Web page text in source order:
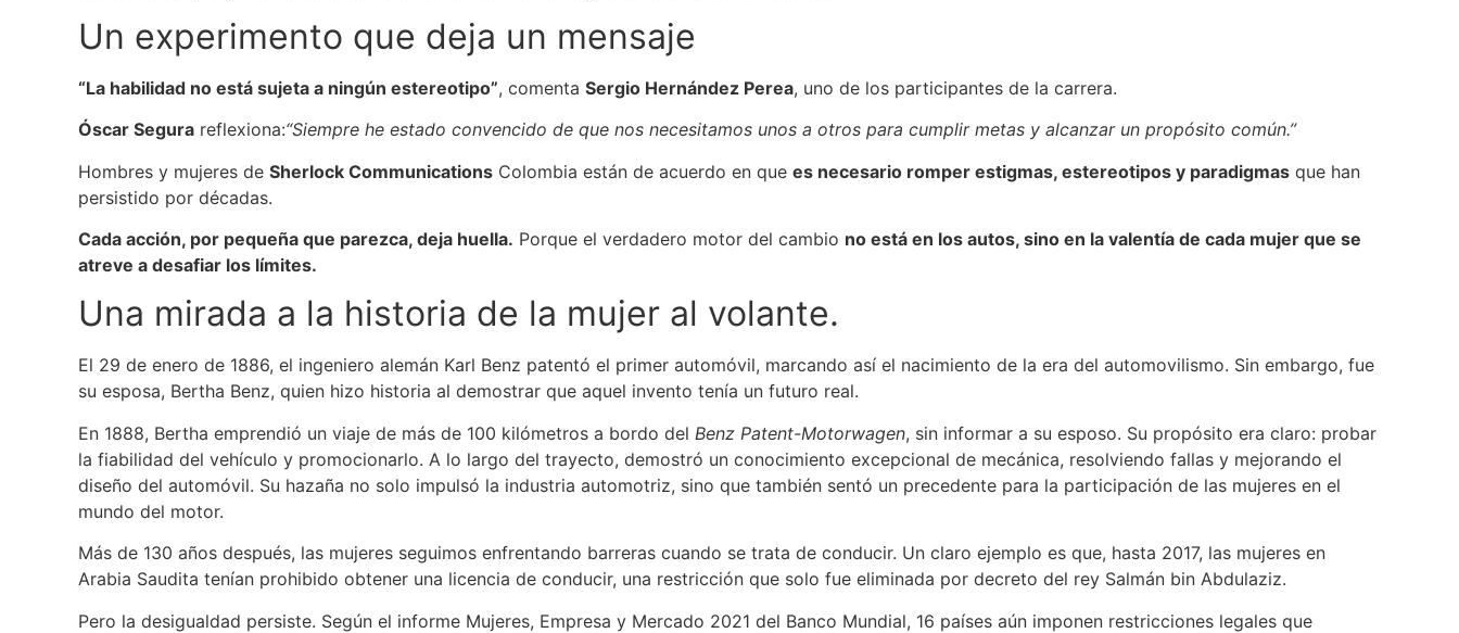
Un experimento que deja un mensaje
“La habilidad no está sujeta a ningún estereotipo”, comenta Sergio Hernández Perea, uno de los participantes de la carrera.
Óscar Segura reflexiona:“Siempre he estado convencido de que nos necesitamos unos a otros para cumplir metas y alcanzar un propósito común.”
Hombres y mujeres de Sherlock Communications Colombia están de acuerdo en que es necesario romper estigmas, estereotipos y paradigmas que han
persistido por décadas.
Cada acción, por pequeña que parezca, deja huella. Porque el verdadero motor del cambio no está en los autos, sino en la valentía de cada mujer que se
atreve a desafiar los límites.
Una mirada a la historia de la mujer al volante.
El 29 de enero de 1886, el ingeniero alemán Karl Benz patentó el primer automóvil, marcando así el nacimiento de la era del automovilismo. Sin embargo, fue
su esposa, Bertha Benz, quien hizo historia al demostrar que aquel invento tenía un futuro real.
En 1888, Bertha emprendió un viaje de más de 100 kilómetros a bordo del Benz Patent-Motorwagen, sin informar a su esposo. Su propósito era claro: probar
la fiabilidad del vehículo y promocionarlo. A lo largo del trayecto, demostró un conocimiento excepcional de mecánica, resolviendo fallas y mejorando el
diseño del automóvil. Su hazaña no solo impulsó la industria automotriz, sino que también sentó un precedente para la participación de las mujeres en el
mundo del motor.
Más de 130 años después, las mujeres seguimos enfrentando barreras cuando se trata de conducir. Un claro ejemplo es que, hasta 2017, las mujeres en
Arabia Saudita tenían prohibido obtener una licencia de conducir, una restricción que solo fue eliminada por decreto del rey Salmán bin Abdulaziz.
Pero la desigualdad persiste. Según el informe Mujeres, Empresa y Mercado 2021 del Banco Mundial, 16 países aún imponen restricciones legales que